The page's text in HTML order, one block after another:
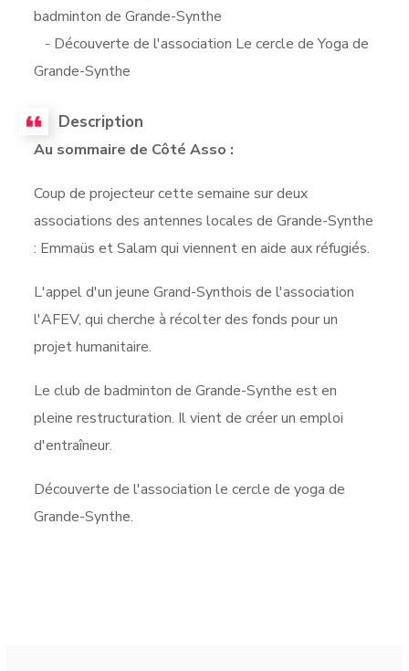
badminton de Grande-Synthe
- Découverte de l'association Le cercle de Yoga de
Grande-Synthe
Description
Au sommaire de Côté Asso :
Coup de projecteur cette semaine sur deux
associations des antennes locales de Grande-Synthe
: Emmaüs et Salam qui viennent en aide aux réfugiés.
L'appel d'un jeune Grand-Synthois de l'association
l'AFEV, qui cherche à récolter des fonds pour un
projet humanitaire.
Le club de badminton de Grande-Synthe est en
pleine restructuration. Il vient de créer un emploi
d'entraîneur.
Découverte de l'association le cercle de yoga de
Grande-Synthe.